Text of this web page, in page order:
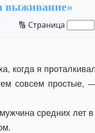
выживание»
🔢 Страница
когда я
совсем простые,
средних лет